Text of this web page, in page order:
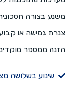
משנע בצורה חסכונית עד 90% ולמרחקים של 50
צנרת גמישה או
הזנה ממספר
שינוע בשלושה